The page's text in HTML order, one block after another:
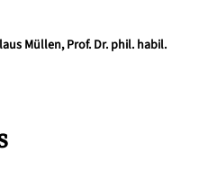
Müllen, Prof. Dr. phil. habil.